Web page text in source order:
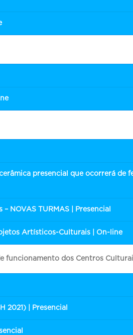
presencial que ocorrerá de
NOVAS TURMAS | Presencial
Artísticos-Culturais | On-line
funcionamento dos Centros
2021) | Presencial